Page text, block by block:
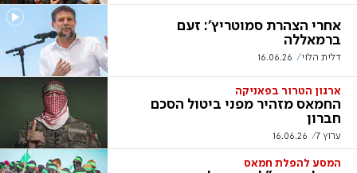
אחרי הצהרת סמוטריץ': זעם
ברמאללה
דלית הלוי 16.06.26
ארגון הטרור בפאניקה
החמאס מזהיר מפני ביטול הסכם
חברון
ערוץ 7 16.06.26
המסע להפלת חמאס